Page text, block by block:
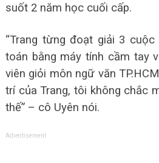
suốt 2 năm học cuối cấp.
“Trang từng đoạt giải 3
toán bằng máy tính cầm tay
viên giỏi môn ngữ văn
trí của Trang, tôi không chắc
thế” – cô Uyên nói.
Advertisement